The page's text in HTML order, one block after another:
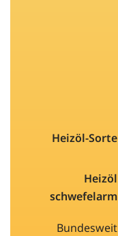
Heizöl-Sorte
Heizöl
schwefelarm
Bundesweit